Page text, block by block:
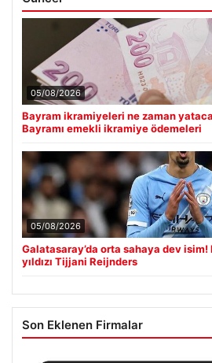
05/08/2026
Bayram ikramiyeleri ne zaman
Bayramı emekli ikramiye ödemeleri
05/08/2026
Galatasaray’da orta sahaya dev
yıldızı Tijjani Reijnders
Son Eklenen Firmalar